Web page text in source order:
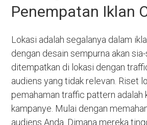
Penempatan Iklan
Lokasi adalah segalanya dalam
dengan desain sempurna akan
ditempatkan di lokasi dengan
audiens yang tidak relevan. Riset
pemahaman traffic pattern adalah
kampanye. Mulai dengan
audiens Anda. Dimana mereka